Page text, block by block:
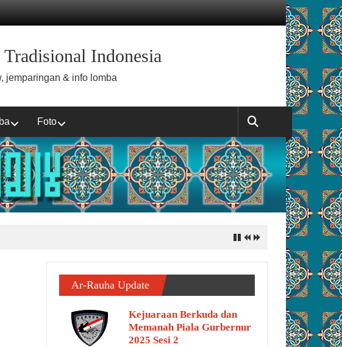
Indonesia
jemparingan & info lomba
Foto
Ar-Rauha Update
Kejuaraan Berkuda dan
Memanah Piala Gurbernur
2025 Sesi 2